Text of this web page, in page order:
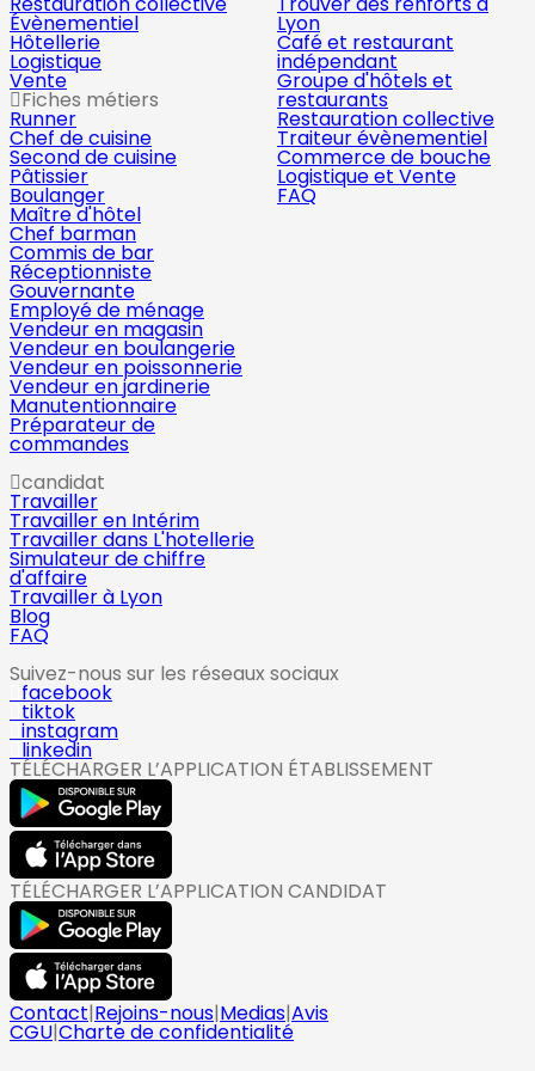
Évènementiel
Hôtellerie
Logistique
Vente
Fiches métiers
Runner
Chef de cuisine
Second de cuisine
Pâtissier
Boulanger
Maître d'hôtel
Chef barman
Commis de bar
Réceptionniste
Gouvernante
Employé de ménage
Vendeur en magasin
Vendeur en boulangerie
Vendeur en poissonnerie
Vendeur en jardinerie
Manutentionnaire
Préparateur de
commandes
Lyon
Café et restaurant
indépendant
Groupe d'hôtels et
restaurants
Restauration collective
Traiteur évènementiel
Commerce de bouche
Logistique et Vente
FAQ
candidat
Travailler
Travailler en Intérim
Travailler dans L'hotellerie
Simulateur de chiffre
d'affaire
Travailler à Lyon
Blog
FAQ
Suivez-nous sur les réseaux sociaux
facebook
tiktok
instagram
linkedin
TÉLÉCHARGER L’APPLICATION ÉTABLISSEMENT
TÉLÉCHARGER L’APPLICATION CANDIDAT
Contact|Rejoins-nous|Medias|Avis
CGU|Charte de confidentialité